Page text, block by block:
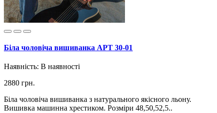
Біла чоловіча вишиванка АРТ 30-01
Наявність: В наявності
2880 грн.
Біла чоловіча вишиванка з натурального якісного льону.
Вишивка машинна хрестиком. Розміри 48,50,52,5..